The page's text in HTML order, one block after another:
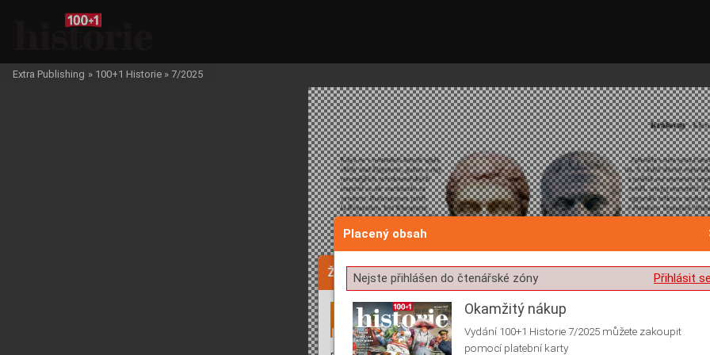
Žádost o souhlas s ukládáním volitelných informací
Extra Publishing » 100+1 Historie » 7/2025
Placený obsah
Přihlásit
Nejste přihlášen do čtenářské zóny
Okamžitý nákup
Vydání 100+1 Historie 7/2025 můžete zakoupit
pomocí platební karty